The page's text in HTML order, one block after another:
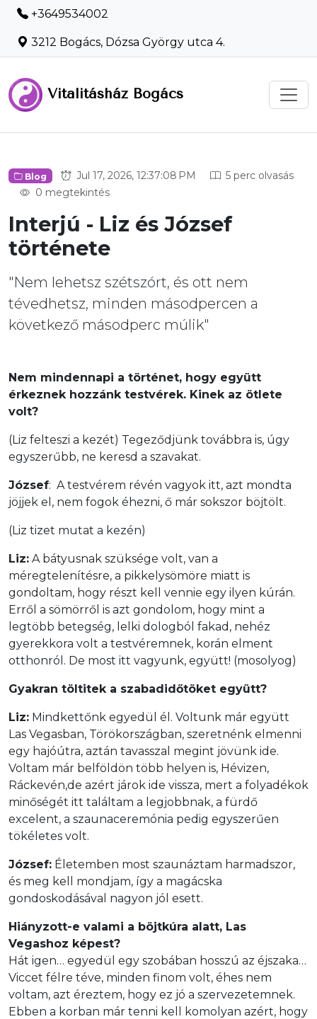
+3649534002
3212 Bogács, Dózsa György utca 4.
Vitalitásház Bogács
Blog Jul 17, 2026, 12:37:08 PM
5 perc olvasás
0 megtekintés
Interjú - Liz és József
története
"Nem lehetsz szétszórt, és ott nem
tévedhetsz, minden másodpercen a
következő másodperc múlik"
Nem mindennapi a történet, hogy együtt
érkeznek hozzánk testvérek. Kinek az ötlete
volt?
(Liz felteszi a kezét) Tegeződjünk továbbra is, úgy
egyszerűbb, ne keresd a szavakat.
József: A testvérem révén vagyok itt, azt mondta
jöjjek el, nem fogok éhezni, ő már sokszor böjtölt.
(Liz tizet mutat a kezén)
Liz: A bátyusnak szüksége volt, van a
méregtelenítésre, a pikkelysömöre miatt is
gondoltam, hogy részt kell vennie egy ilyen kúrán.
Erről a sömörről is azt gondolom, hogy mint a
legtöbb betegség, lelki dologból fakad, nehéz
gyerekkora volt a testvéremnek, korán elment
otthonról. De most itt vagyunk, együtt! (mosolyog)
Gyakran töltitek a szabadidőtöket együtt?
Liz: Mindkettőnk egyedül él. Voltunk már együtt
Las Vegasban, Törökországban, szeretnénk elmenni
egy hajóútra, aztán tavasszal megint jövünk ide.
Voltam már belföldön több helyen is, Hévizen,
Ráckevén,de azért járok ide vissza, mert a folyadékok
minőségét itt találtam a legjobbnak, a fürdő
excelent, a szaunaceremónia pedig egyszerűen
tökéletes volt.
József: Életemben most szaunáztam harmadszor,
és meg kell mondjam, így a magácska
gondoskodásával nagyon jól esett.
Hiányzott-e valami a böjtkúra alatt, Las
Vegashoz képest?
Hát igen… egyedül egy szobában hosszú az éjszaka…
Viccet félre téve, minden finom volt, éhes nem
voltam, azt éreztem, hogy ez jó a szervezetemnek.
Ebben a korban már tenni kell komolyan azért, hogy